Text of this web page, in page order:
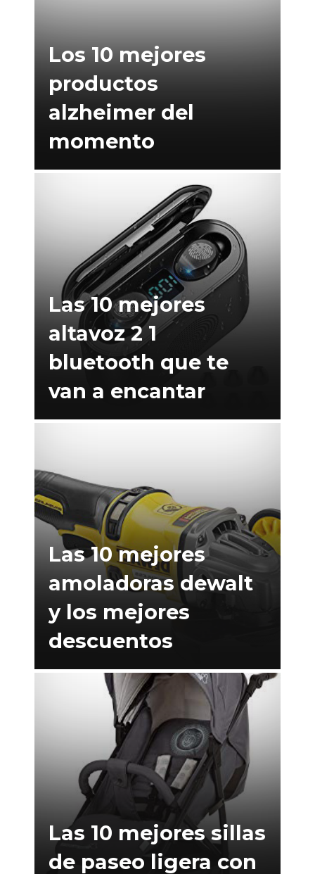
Los 10 mejores
productos
alzheimer del
momento
Las 10 mejores
altavoz 2 1
bluetooth que te
van a encantar
Las 10 mejores
amoladoras dewalt
y los mejores
descuentos
Las 10 mejores sillas
de paseo ligera con